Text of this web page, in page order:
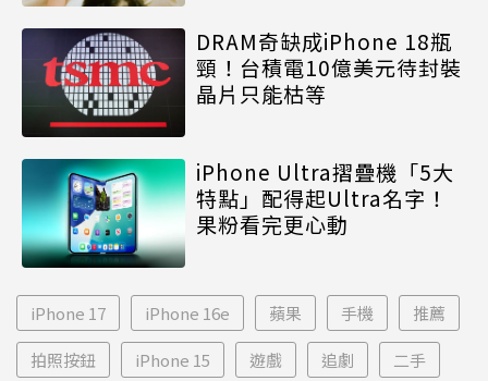
DRAM奇缺成iPhone 18瓶
頸！台積電10億美元待封裝
晶片只能枯等
iPhone Ultra摺疊機「5大
特點」配得起Ultra名字！
果粉看完更心動
iPhone 17 iPhone 16e 蘋果 手機 推薦
拍照按鈕 iPhone 15 遊戲 追劇 二手